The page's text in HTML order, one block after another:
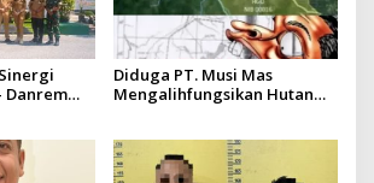
Diduga PT. Musi Mas
Mengalihfungsikan Hutan
yang diizinkan